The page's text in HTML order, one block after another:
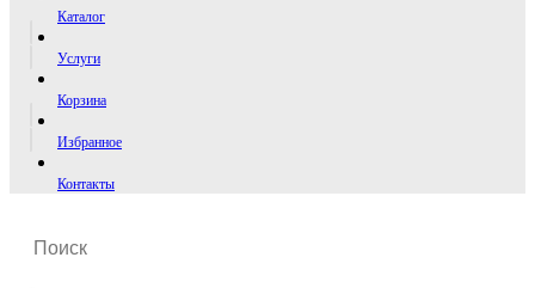
Каталог
Услуги
Корзина
Избранное
Контакты